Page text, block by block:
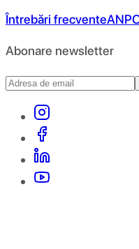
Întrebări frecvente
Abonare newsletter